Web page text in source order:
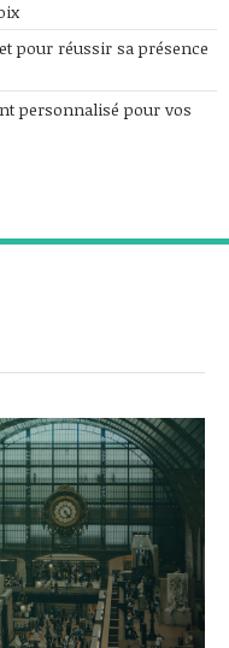
pour réussir sa présence
personnalisé pour vos